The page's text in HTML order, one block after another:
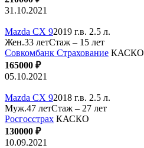
31.10.2021
Mazda CX 92019 г.в. 2.5 л.
Жен.33 летСтаж – 15 лет
Совкомбанк Страхование КАСКО
165000 ₽
05.10.2021
Mazda CX 92018 г.в. 2.5 л.
Муж.47 летСтаж – 27 лет
Росгосстрах КАСКО
130000 ₽
10.09.2021